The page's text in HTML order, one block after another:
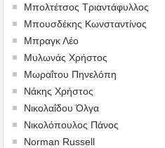
Μπολτέτσος Τριαντάφυλλος
Μπουσδέκης Κωνσταντίνος
Μπραγκ Λέο
Μυλωνάς Χρήστος
Μωραΐτου Πηνελόπη
Νάκης Χρήστος
Νικολαΐδου Όλγα
Νικολόπουλος Πάνος
Norman Russell